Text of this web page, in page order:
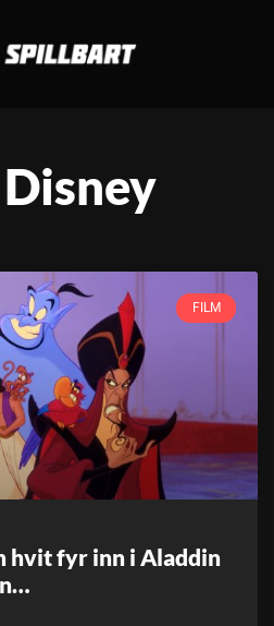
FILM
hvit fyr inn i Aladdin